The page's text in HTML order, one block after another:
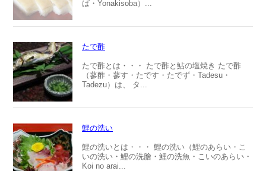
ば・Yonakisoba）...
たで酢
たで酢とは・・・ たで酢と鮎の塩焼き たで酢
（蓼酢・蓼す・たです・たでず・Tadesu・
Tadezu）は、 タ...
鯉の洗い
鯉の洗いとは・・・ 鯉の洗い（鯉のあらい・こ
いの洗い・鯉の洗膾・鯉の洗魚・こいのあらい・
Koi no arai...